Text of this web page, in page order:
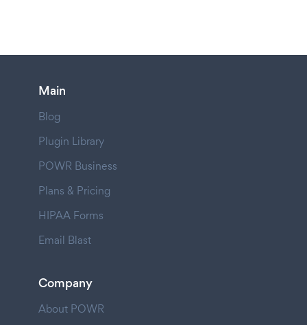
Main
Blog
Plugin Library
POWR Business
Plans & Pricing
HIPAA Forms
Email Blast
Company
About POWR